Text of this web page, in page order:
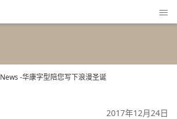
News -华康字型陪您写下浪漫圣诞
2017年12月24日